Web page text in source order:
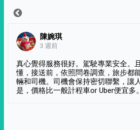
陳婉琪
3 週前
真心覺得服務很好。駕駛專業安全。
懂，接送前，依照問卷調查，旅步都
輛和司機。司機會保持密切聯繫，讓
是，價格比一般計程車or Uber便宜多